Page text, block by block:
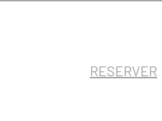
RESERVER